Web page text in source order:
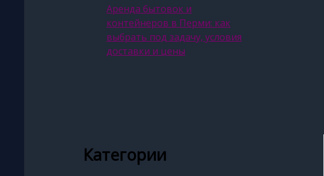
Аренда бытовок и
контейнеров в Перми: как
выбрать под задачу, условия
доставки и цены
Категории